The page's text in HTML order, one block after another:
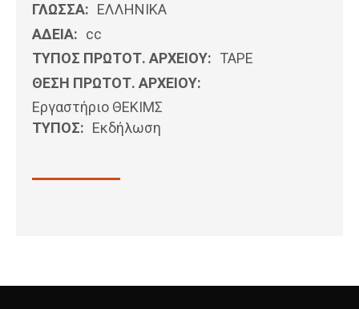
ΓΛΩΣΣΑ: ΕΛΛΗΝΙΚΆ
ΑΔΕΙΑ: cc
ΤΥΠΟΣ ΠΡΩΤΟΤ. ΑΡΧΕΙΟΥ: ΤΑΡΕ
ΘΕΣΗ ΠΡΩΤΟΤ. ΑΡΧΕΙΟΥ:
Εργαστήριο ΘΕΚΙΜΣ
ΤΥΠΟΣ: Εκδήλωση